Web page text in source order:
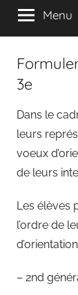
Menu
3e
Dans le
leurs
voeux
de leurs
Les élèves
l’ordre de
– 2nd